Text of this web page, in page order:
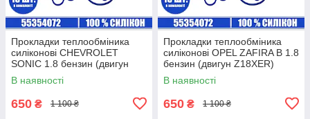
Прокладки теплообміника
силіконові CHEVROLET
SONIC 1.8 бензин (двигун
F18D4) комплект 16 шт.
В наявності
650 ₴ 1 100 ₴
Прокладки теплообміника
силіконові OPEL ZAFIRA B 1.8
бензин (двигун Z18XER)
комплект 16 шт.
В наявності
650 ₴ 1 100 ₴